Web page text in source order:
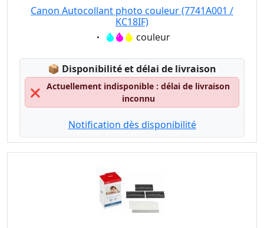
Canon Autocollant photo couleur (7741A001 /
KC18IF)
Eigenschaft:couleur
📦 Lagerstatus:
Disponibilité et délai de livraison
❌
Actuellement indisponible : délai de livraison
inconnu
Notification dès disponibilité